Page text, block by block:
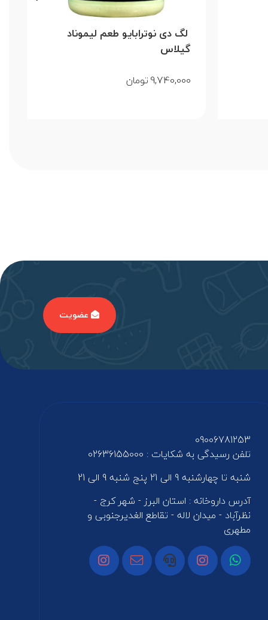
لگ دی نوترابایو طعم لیموناد
گیلاس
9,740,000تومان
عضویت
09006781253
تلفن رسیدگی به شکایات : 02636155000
شنبه تا چهارشنبه 9 الی 21 پنج شنبه 9 الی 21
آدرس داروخانه : استان البرز - شهر کرج -
نظرآباد - میدان لاله - تقاطع الغدیرجنوبی و
مطهری